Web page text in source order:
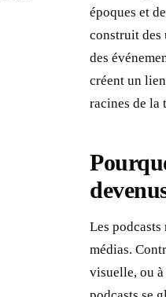
époques et
construit
des
créent un
racines de la
Les
médias.
visuelle, ou